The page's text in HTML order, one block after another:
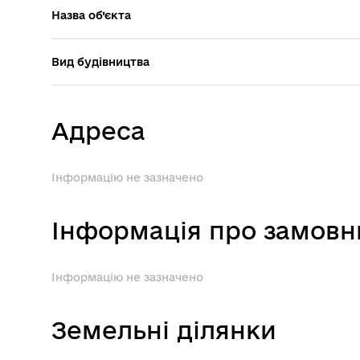
Назва об’єкта
Вид будівництва
Адреса
Інформацію не зазначено
Інформація про
Інформацію не зазначено
Земельні ділянки